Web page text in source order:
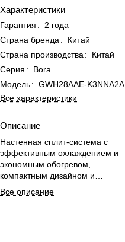
Характеристики
Гарантия :
2 года
Страна бренда :
Китай
Страна производства :
Китай
Серия :
Bora
Модель: GWH28AAE-K3NNA2A
Все характеристики
Описание
Настенная сплит-система с
эффективным охлаждением и
экономным обогревом,
компактным дизайном и
функцией самоочистки для
комфортного дома.
Все описание